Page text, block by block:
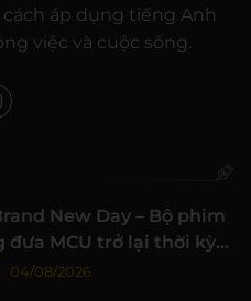
áp dụng tiếng Anh
việc và cuộc sống.
New Day – Bộ phim
đưa MCU trở lại thời kỳ
đỉnh cao
04/08/2026